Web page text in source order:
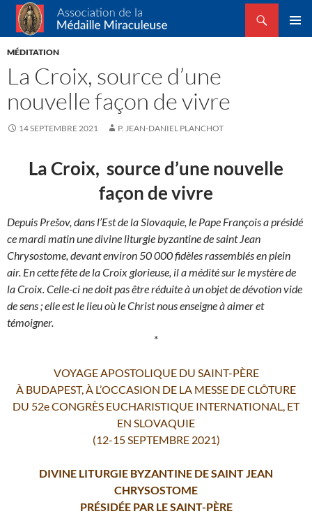
Association de la Médaille Miraculeuse
Recherche
ALLER
AU
MÉDITATION
La Croix, source d’une
nouvelle façon de vivre
14 SEPTEMBRE 2021 P. JEAN-DANIEL PLANCHOT
La Croix, source d’une nouvelle
façon de vivre
Depuis Prešov, dans l’Est de la Slovaquie, le Pape François a présidé
ce mardi matin une divine liturgie byzantine de saint Jean
Chrysostome, devant environ 50 000 fidèles rassemblés en plein
air. En cette fête de la Croix glorieuse, il a médité sur le mystère de
la Croix. Celle-ci ne doit pas être réduite à un objet de dévotion vide
de sens ; elle est le lieu où le Christ nous enseigne à aimer et
témoigner.
*
VOYAGE APOSTOLIQUE DU SAINT-PÈRE
À BUDAPEST, À L’OCCASION DE LA MESSE DE CLÔTURE
DU 52e CONGRÈS EUCHARISTIQUE INTERNATIONAL, ET
EN SLOVAQUIE
(12-15 SEPTEMBRE 2021)
DIVINE LITURGIE BYZANTINE DE SAINT JEAN
CHRYSOSTOME
PRÉSIDÉE PAR LE SAINT-PÈRE